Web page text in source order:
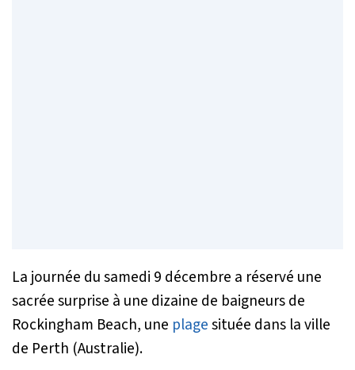
La journée du samedi 9 décembre a réservé une
sacrée surprise à une dizaine de baigneurs de
Rockingham Beach, une plagesituée dans la ville
de Perth (Australie).